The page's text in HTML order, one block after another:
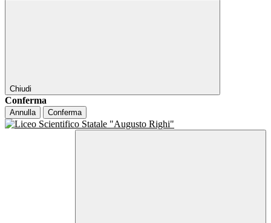
Chiudi
Conferma
Annulla Conferma